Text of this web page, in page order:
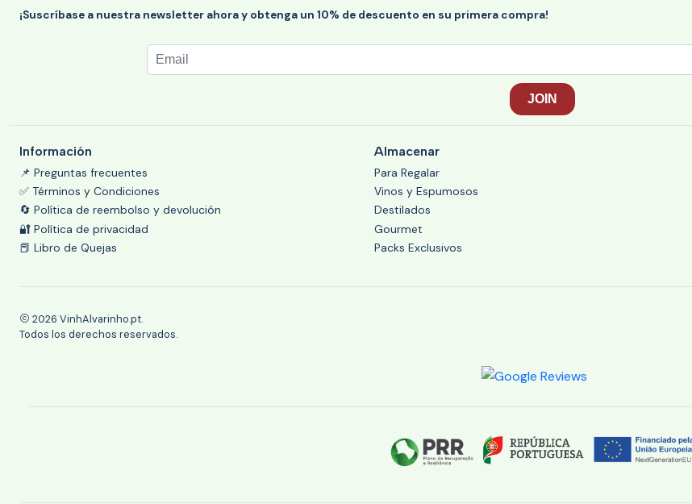
¡Suscríbase a nuestra newsletter ahora y obtenga un 10% de descuento en su primera compra!
Información
📌 Preguntas frecuentes
✅ Términos y Condiciones
🔄 Política de reembolso y devolución
🔐 Política de privacidad
📕 Libro de Quejas
Almacenar
Para Regalar
Vinos y Espumosos
Destilados
Gourmet
Packs Exclusivos
2026 VinhAlvarinho.pt.
Todos los derechos reservados.